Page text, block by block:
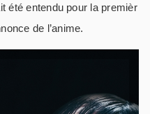
été entendu pour la premièr
de l’anime.